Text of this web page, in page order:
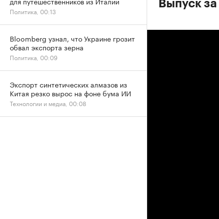
Выпуск
Политика, 00:13
Bloomberg узнал, что Украине грозит
обвал экспорта зерна
Политика, 00:09
Экспорт синтетических алмазов из
Китая резко вырос на фоне бума ИИ
Технологии и медиа, 00:08